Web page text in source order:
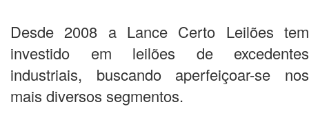
Desde 2008 a Lance Certo Leilões tem
investido em leilões de excedentes
industriais, buscando aperfeiçoar-se nos
mais diversos segmentos.